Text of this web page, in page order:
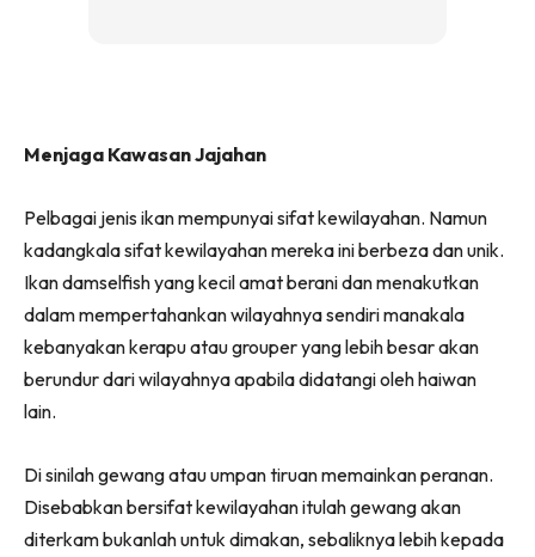
Menjaga Kawasan Jajahan
Pelbagai jenis ikan mempunyai sifat kewilayahan. Namun
kadangkala sifat kewilayahan mereka ini berbeza dan unik.
Ikan damselfish yang kecil amat berani dan menakutkan
dalam mempertahankan wilayahnya sendiri manakala
kebanyakan kerapu atau grouper yang lebih besar akan
berundur dari wilayahnya apabila didatangi oleh haiwan
lain.
Di sinilah gewang atau umpan tiruan memainkan peranan.
Disebabkan bersifat kewilayahan itulah gewang akan
diterkam bukanlah untuk dimakan, sebaliknya lebih kepada